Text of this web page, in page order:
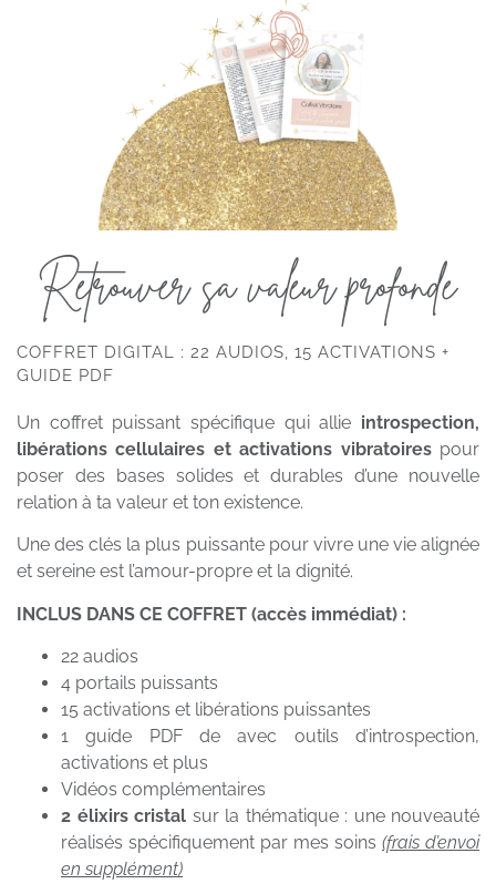
Retrouver sa valeur profonde
COFFRET DIGITAL : 22 AUDIOS, 15 ACTIVATIONS +
GUIDE PDF
Un coffret puissant spécifique qui allie introspection,
libérations cellulaires et activations vibratoires pour
poser des bases solides et durables d’une nouvelle
relation à ta valeur et ton existence.
Une des clés la plus puissante pour vivre une vie alignée
et sereine est l’amour-propre et la dignité.
INCLUS DANS CE COFFRET (accès immédiat) :
22 audios
4 portails puissants
15 activations et libérations puissantes
1 guide PDF de avec outils d’introspection,
activations et plus
Vidéos complémentaires
2 élixirs cristal sur la thématique : une nouveauté
réalisés spécifiquement par mes soins (frais d’envoi
en supplément)